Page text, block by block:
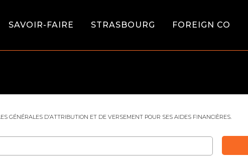
SAVOIR-FAIRE STRASBOURG FOREIGN CO
GÉNÉRALES D’ATTRIBUTION ET DE VERSEMENT POUR SES AIDES FINANCIÈRES.